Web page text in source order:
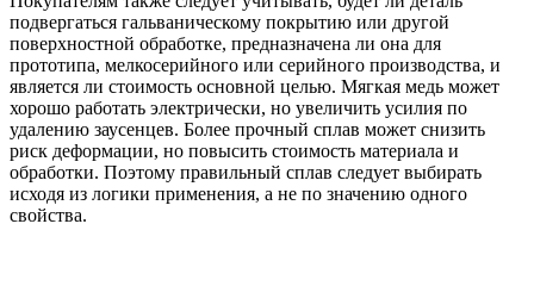
подвергаться гальваническому покрытию или другой
поверхностной обработке, предназначена ли она для
прототипа, мелкосерийного или серийного производства, и
является ли стоимость основной целью. Мягкая медь может
хорошо работать электрически, но увеличить усилия по
удалению заусенцев. Более прочный сплав может снизить
риск деформации, но повысить стоимость материала и
обработки. Поэтому правильный сплав следует выбирать
исходя из логики применения, а не по значению одного
свойства.